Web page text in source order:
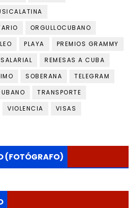
ORGULLOCUBANO
PLAYA
PREMIOS GRAMMY
REMESAS A CUBA
SOBERANA
TELEGRAM
TRANSPORTE
VIOLENCIA
VISAS
(FOTÓGRAFO)